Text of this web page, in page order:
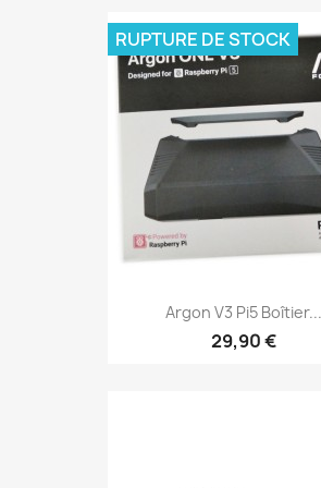
Argon V3 Pi5 Boîtier...
29,90 €
RUPTURE DE STOCK